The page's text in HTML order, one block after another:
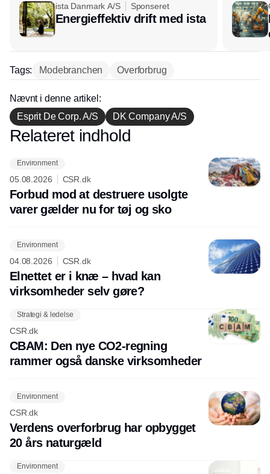
ista Danmark A/S Sponseret
Energieffektiv drift med ista
Tags: Modebranchen Overforbrug
Nævnt i denne artikel:
Esprit De Corp. A/S
DK Company A/S
Annonce
Relateret indhold
Environment
05.08.2026 CSR.dk
Forbud mod at destruere usolgte
varer gælder nu for tøj og sko
Environment
04.08.2026 CSR.dk
Elnettet er i knæ – hvad kan
virksomheder selv gøre?
Strategi & ledelse
CSR.dk
CBAM: Den nye CO2-regning
rammer også danske virksomheder
Environment
CSR.dk
Verdens overforbrug har opbygget
20 års naturgæld
Environment